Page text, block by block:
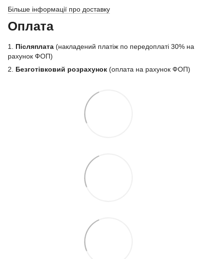
Більше інформації про доставку
Оплата
1. Післяплата (накладений платіж по передоплаті 30% на
рахунок ФОП)
2. Безготівковий розрахунок (оплата на рахунок ФОП)